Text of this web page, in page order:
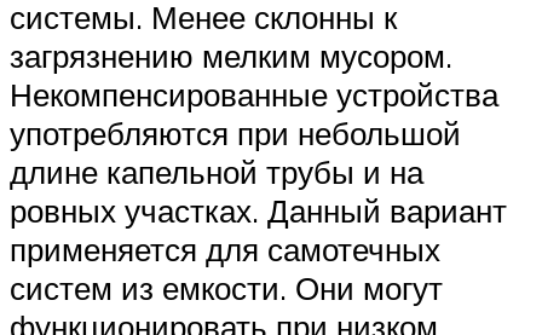
системы. Менее склонны к
загрязнению мелким мусором.
Некомпенсированные устройства
употребляются при небольшой
длине капельной трубы и на
ровных участках. Данный вариант
применяется для самотечных
систем из емкости. Они могут
функционировать при низком